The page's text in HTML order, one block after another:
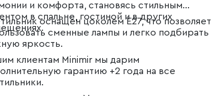
и комфорта, становясь стильным
в спальне, гостиной и в других
оснащён цоколем E27, что позволяет
сменные лампы и легко подбирать
яркость.
клиентам Minimir мы дарим
гарантию +2 года на все